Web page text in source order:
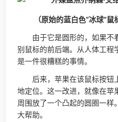
（原始的蓝白色“冰球”
由于它是圆形的，如果不
别鼠标的前后端。从人体工程
是一件很糟糕的事情。
后来，苹果在该鼠标按钮
地定位。这一改进，就像在苹
周围放了一个凸起的圆圈一样
大帮助。